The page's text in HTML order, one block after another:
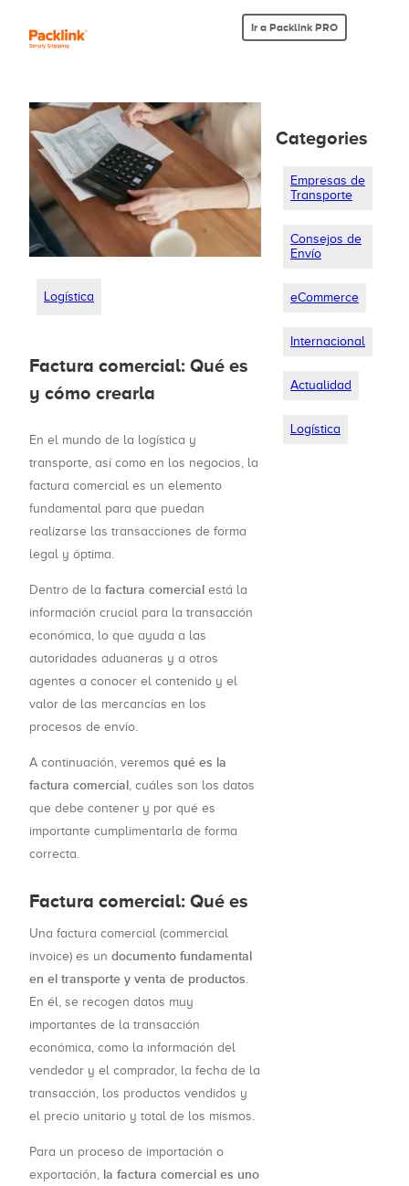
Ir a Packlink PRO
Logística
Factura comercial: Qué es
y cómo crearla
En el mundo de la logística y
transporte, así como en los negocios, la
factura comercial es un elemento
fundamental para que puedan
realizarse las transacciones de forma
legal y óptima.
Dentro de la factura comercial está la
información crucial para la transacción
económica, lo que ayuda a las
autoridades aduaneras y a otros
agentes a conocer el contenido y el
valor de las mercancías en los
procesos de envío.
A continuación, veremos qué es la
factura comercial, cuáles son los datos
que debe contener y por qué es
importante cumplimentarla de forma
correcta.
Factura comercial: Qué es
Una factura comercial (commercial
invoice) es un documento fundamental
en el transporte y venta de productos.
En él, se recogen datos muy
importantes de la transacción
económica, como la información del
vendedor y el comprador, la fecha de la
transacción, los productos vendidos y
el precio unitario y total de los mismos.
Para un proceso de importación o
exportación, la factura comercial es uno
Categories
Empresas de
Transporte
Consejos de
Envío
eCommerce
Internacional
Actualidad
Logística